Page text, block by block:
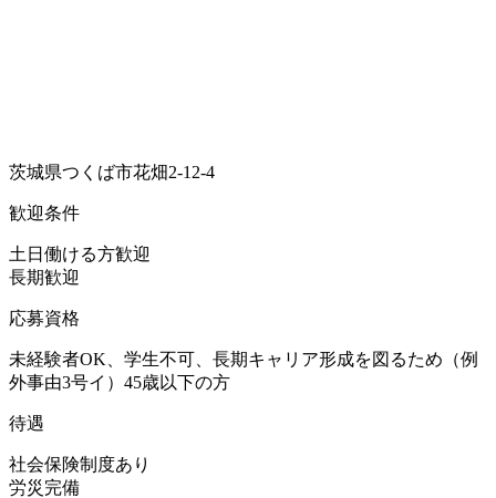
茨城県つくば市花畑2-12-4
歓迎条件
土日働ける方歓迎
長期歓迎
応募資格
未経験者OK、学生不可、長期キャリア形成を図るため（例
外事由3号イ）45歳以下の方
待遇
社会保険制度あり
労災完備